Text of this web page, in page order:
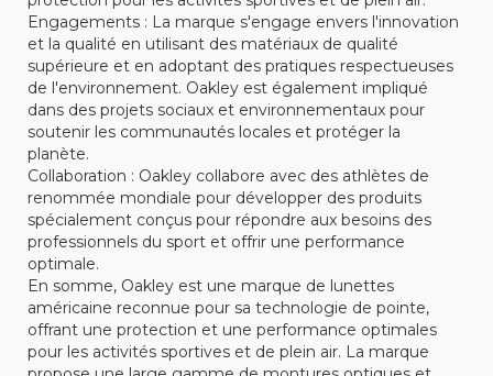
Engagements : La marque s'engage envers l'innovation
et la qualité en utilisant des matériaux de qualité
supérieure et en adoptant des pratiques respectueuses
de l'environnement. Oakley est également impliqué
dans des projets sociaux et environnementaux pour
soutenir les communautés locales et protéger la
planète.
Collaboration : Oakley collabore avec des athlètes de
renommée mondiale pour développer des produits
spécialement conçus pour répondre aux besoins des
professionnels du sport et offrir une performance
optimale.
En somme, Oakley est une marque de lunettes
américaine reconnue pour sa technologie de pointe,
offrant une protection et une performance optimales
pour les activités sportives et de plein air. La marque